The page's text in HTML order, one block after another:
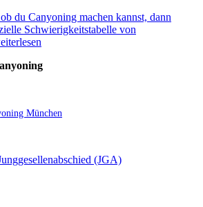
du Canyoning machen kannst, dann
Schwierigkeitstabelle von
München
(JGA)